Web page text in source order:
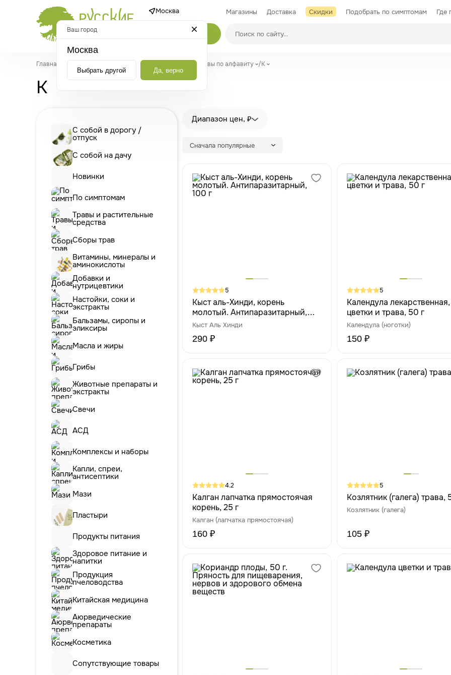
Москва Магазины Доставка Скидки Подобрать по симптомам Где
Производители
Каталог
Главная Травы и растительные средства / Травы по алфавиту /К
К
С собой в дорогу /
отпуск
С собой на дачу
Новинки
По симптомам
Травы и растительные
средства
Сборы трав
Витамины, минералы и
аминокислоты
Добавки и
нутрицевтики
Настойки, соки и
экстракты
Бальзамы, сиропы и
эликсиры
Масла и жиры
Грибы
Животные препараты и
экстракты
Свечи
АСД
Комплексы и наборы
Капли, спреи,
антисептики
Мази
Пластыри
Продукты питания
Здоровое питание и
напитки
Продукция
пчеловодства
Китайская медицина
Аюрведические
препараты
Косметика
Сопутствующие товары
Диапазон цен, ₽
Сначала популярные
5
Кыст аль-Хинди, корень
молотый. Антипаразитарный,
100 г
Кыст Аль Хинди
290 ₽
5
Календула лекарственная,
цветки и трава, 50 г
Календула (ноготки)
150 ₽
4.2
Калган лапчатка прямостоячая
корень, 25 г
Калган (лапчатка прямостоячая)
160 ₽
5
Козлятник (галега) трава,
Козлятник (галега)
105 ₽
Ваш город
Москва
Выбрать другой Да, верно